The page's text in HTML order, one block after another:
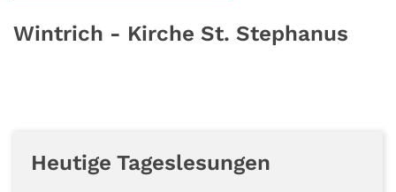
Wintrich - Kirche St. Stephanus
Heutige Tageslesungen